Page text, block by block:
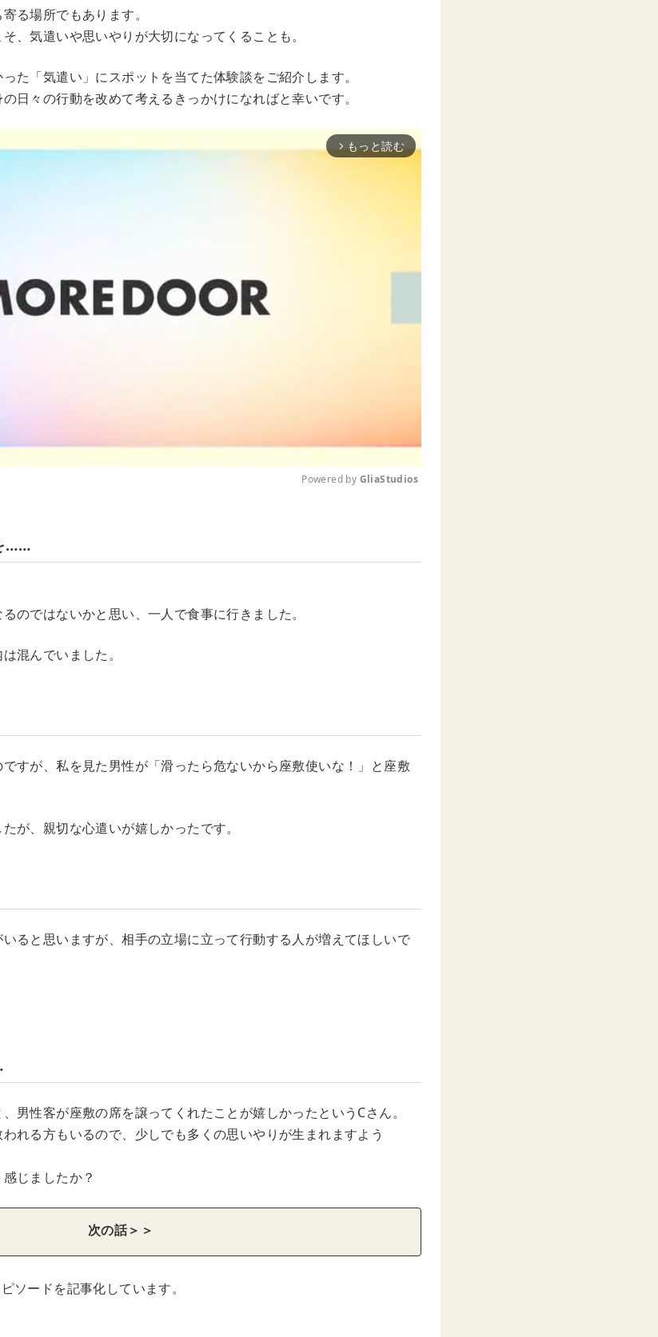
る場所でもあります。
、気遣いや思いやりが大切になってくることも。
た「気遣い」にスポットを当てた体験談をご紹介します。
日々の行動を改めて考えるきっかけになればと幸いです。
arrow_forward_ios もっと読む
t
Powered by GliaStudios
……
のではないかと思い、一人で食事に行きました。
混んでいました。
すが、私を見た男性が「滑ったら危ないから座敷使いな！」と座敷
が、親切な心遣いが嬉しかったです。
ると思いますが、相手の立場に立って行動する人が増えてほしいで
男性客が座敷の席を譲ってくれたことが嬉しかったというCさん。
れる方もいるので、少しでも多くの思いやりが生まれますよう
じましたか？
次の話＞＞
ソードを記事化しています。